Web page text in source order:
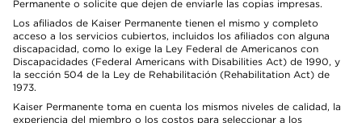
Permanente o solicite que dejen de enviarle las copias impresas.
Los afiliados de Kaiser Permanente tienen el mismo y completo
acceso a los servicios cubiertos, incluidos los afiliados con alguna
discapacidad, como lo exige la Ley Federal de Americanos con
Discapacidades (Federal Americans with Disabilities Act) de 1990, y
la sección 504 de la Ley de Rehabilitación (Rehabilitation Act) de
1973.
Kaiser Permanente toma en cuenta los mismos niveles de calidad, la
experiencia del miembro o los costos para seleccionar a los